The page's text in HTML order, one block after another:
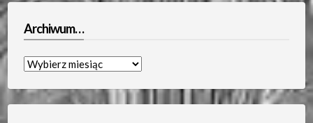
Archiwum…
Archiwum…